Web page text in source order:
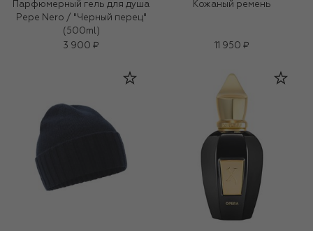
Парфюмерный гель для душа
Pepe Nero / "Черный перец"
(500ml)
3 900 ₽
Кожаный ремень
11 950 ₽